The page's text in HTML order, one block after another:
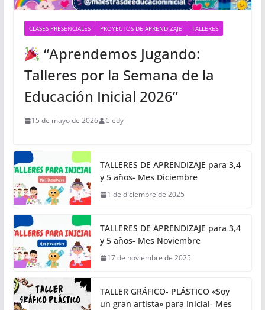
CLASES PRESENCIALES PROYECTOS DE APRENDIZAJE TALLERES
“Aprendemos Jugando:
Talleres por la Semana de la
Educación Inicial 2026”
15 de mayo de 2026 Cledy
TALLERES DE APRENDIZAJE para 3,4
y 5 años- Mes Diciembre
1 de diciembre de 2025
TALLERES DE APRENDIZAJE para 3,4
y 5 años- Mes Noviembre
17 de noviembre de 2025
TALLER GRÁFICO- PLÁSTICO «Soy
un gran artista» para Inicial- Mes